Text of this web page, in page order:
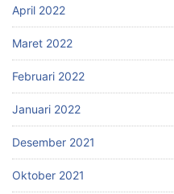
April 2022
Maret 2022
Februari 2022
Januari 2022
Desember 2021
Oktober 2021